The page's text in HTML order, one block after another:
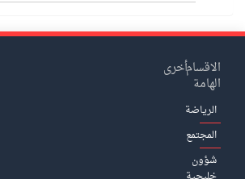
الاقسام
الهامة
الرياضة
المجتمع
شؤون
أخرى